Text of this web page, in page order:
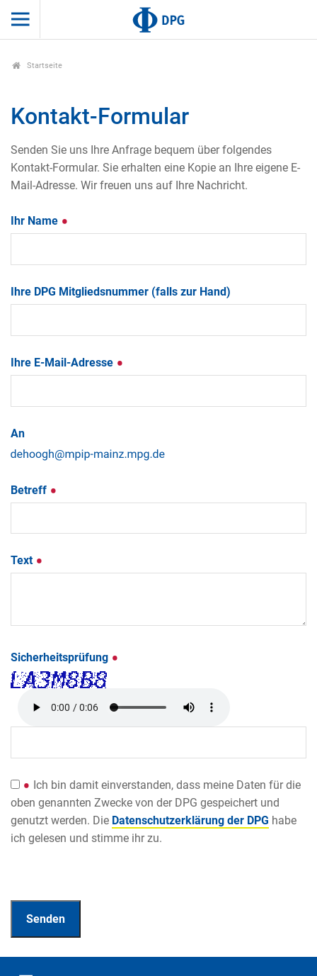
Startseite
Kontakt-Formular
Senden Sie uns Ihre Anfrage bequem über folgendes
Kontakt-Formular. Sie erhalten eine Kopie an Ihre eigene E-
Mail-Adresse. Wir freuen uns auf Ihre Nachricht.
Ihr Name
Ihre DPG Mitgliedsnummer (falls zur Hand)
Ihre E-Mail-Adresse
An
Betreff
Text
Sicherheitsprüfung
Ich bin damit einverstanden, dass meine Daten für die
oben genannten Zwecke von der DPG gespeichert und
genutzt werden. Die Datenschutzerklärung der DPG habe
ich gelesen und stimme ihr zu.